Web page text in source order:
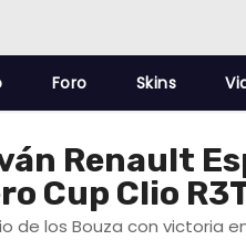
Foro Skins
Renault
Cup Clio
de los Bouza con victoria